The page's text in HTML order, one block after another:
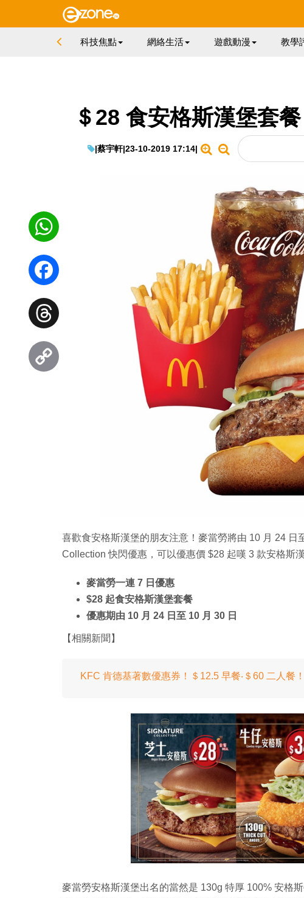
科技焦點 網絡生活 遊戲動漫 教學
＄28 食安格斯漢堡套
|蔡宇軒|23-10-2019 17:14|
喜歡食安格斯漢堡的朋友注意！麥當勞將由 10 月 24
Collection 快閃優惠，可以優惠價 $28 起嘆 3 款安格斯漢
麥當勞一連 7 日優惠
$28 起食安格斯漢堡套餐
優惠期由 10 月 24 日至 10 月 30 日
【相關新聞】
KFC 肯德基著數優惠券！＄12.5 早餐‧＄60 二人餐！
麥當勞安格斯漢堡出名的當然是 130g 特厚 100% 安格
WhatsApp
Facebook
Threads